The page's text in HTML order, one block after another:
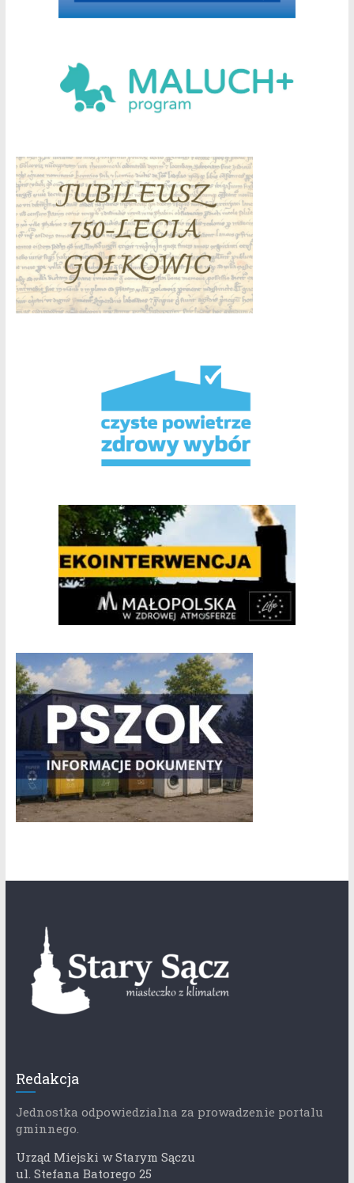
Redakcja
Jednostka odpowiedzialna za prowadzenie portalu
gminnego.
Urząd Miejski w Starym Sączu
ul. Stefana Batorego 25